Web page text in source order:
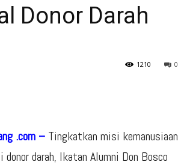
Donor Darah
0
1210
.com – Tingkatkan misi kemanusiaan
donor darah, Ikatan Alumni Don Bosco